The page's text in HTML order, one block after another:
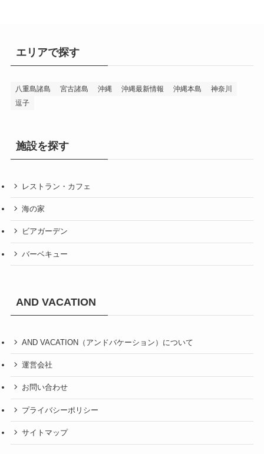
エリアで探す
八重島諸島 宮古諸島 沖縄 沖縄最新情報 沖縄本島
神奈川
逗子
施設を探す
レストラン・カフェ
海の家
ビアガーデン
バーベキュー
AND VACATION
AND VACATION（アンドバケーション）について
運営会社
お問い合わせ
プライバシーポリシー
サイトマップ